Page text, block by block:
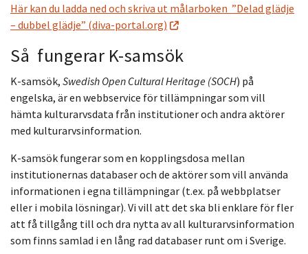
Här kan du ladda ned och skriva ut målarboken ”Delad glädje
– dubbel glädje” (diva-portal.org)
Så fungerar K-samsök
K-samsök, Swedish Open Cultural Heritage (SOCH) på
engelska, är en webbservice för tillämpningar som vill
hämta kulturarvsdata från institutioner och andra aktörer
med kulturarvsinformation.
K-samsök fungerar som en kopplingsdosa mellan
institutionernas databaser och de aktörer som vill använda
informationen i egna tillämpningar (t.ex. på webbplatser
eller i mobila lösningar). Vi vill att det ska bli enklare för fler
att få tillgång till och dra nytta av all kulturarvsinformation
som finns samlad i en lång rad databaser runt om i Sverige.